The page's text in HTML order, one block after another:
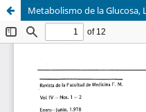
Metabolismo de la Glucosa,